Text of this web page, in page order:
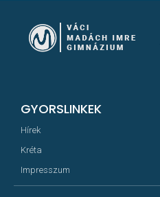
GYORSLINKEK
Hírek
Kréta
Impresszum